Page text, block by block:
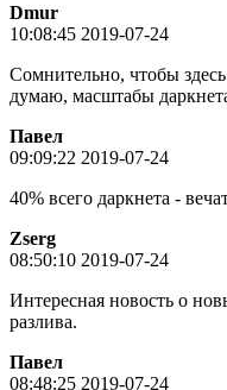
Dmur
10:08:45 2019-07-24
Сомнительно, чтобы
думаю, масштабы
Пaвeл
09:09:22 2019-07-24
40% всего даркнета -
Zserg
08:50:10 2019-07-24
Интересная новость о
разлива.
Пaвeл
08:48:25 2019-07-24